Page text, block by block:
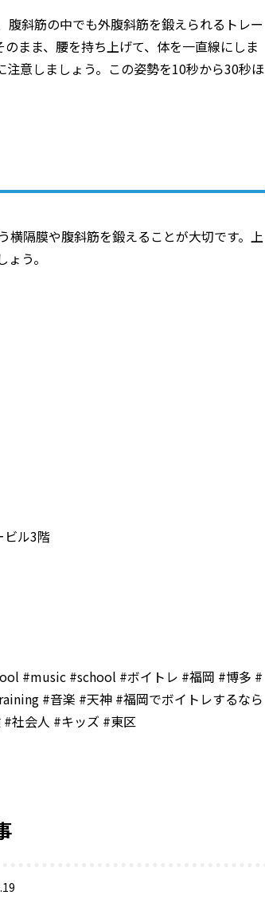
腹斜筋の中でも外腹斜筋を鍛えられるトレー
まま、腰を持ち上げて、体を一直線にしま
意しましょう。この姿勢を10秒から30秒ほ
隔膜や腹斜筋を鍛えることが大切です。上
う。
ビル3階
#music #school #ボイトレ #福岡 #博多 #
#音楽 #天神 #福岡でボイトレするなら
社会人 #キッズ #東区